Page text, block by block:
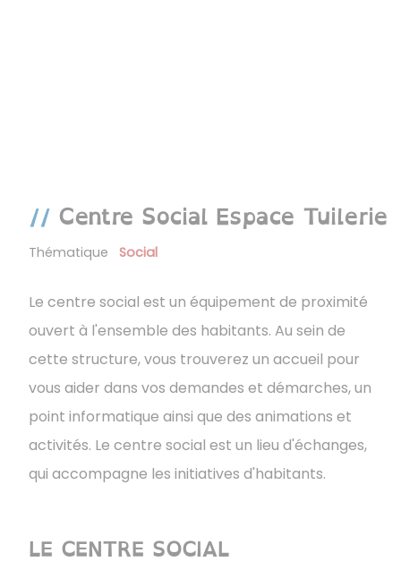
Centre Social Espace Tuilerie
Thématique Social
Le centre social est un équipement de proximité
ouvert à l'ensemble des habitants. Au sein de
cette structure, vous trouverez un accueil pour
vous aider dans vos demandes et démarches, un
point informatique ainsi que des animations et
activités. ​​​​​​​Le centre social est un lieu d'échanges,
qui accompagne les initiatives d'habitants.
LE CENTRE SOCIAL